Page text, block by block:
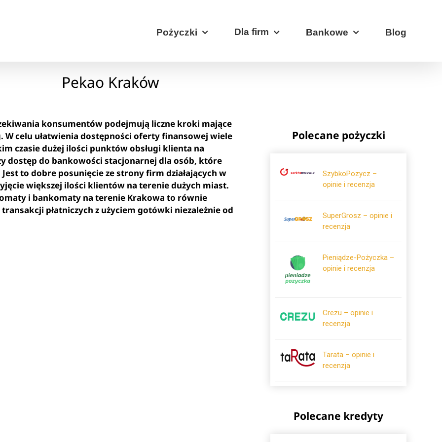
Pożyczki Dla firm Bankowe Blog
Pekao Kraków
konsumentów podejmują liczne kroki mające
W celu ułatwienia dostępności oferty finansowej wiele
czasie dużej ilości punktów obsługi klienta na
dostęp do bankowości stacjonarnej dla osób, które
to dobre posunięcie ze strony firm działających w
większej ilości klientów na terenie dużych miast.
i bankomaty na terenie Krakowa to równie
płatniczych z użyciem gotówki niezależnie od
Polecane pożyczki
SzybkoPozycz –
opinie i recenzja
SuperGrosz – opinie i
recenzja
Pieniądze-Pożyczka –
opinie i recenzja
Crezu – opinie i
recenzja
Tarata – opinie i
recenzja
Polecane kredyty